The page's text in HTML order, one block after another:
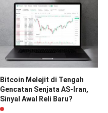
Bitcoin Melejit di Tengah
Gencatan Senjata AS-Iran,
Sinyal Awal Reli Baru?